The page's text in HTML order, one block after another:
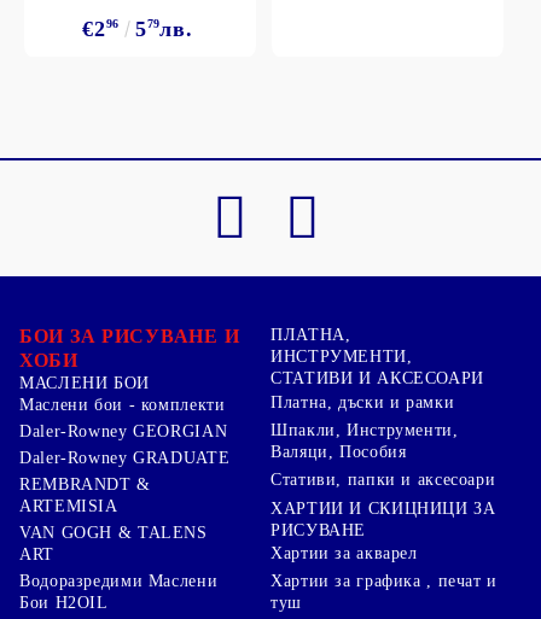
€296 579лв.
БОИ ЗА РИСУВАНЕ И
ХОБИ
МАСЛЕНИ БОИ
Маслени бои - комплекти
Daler-Rowney GEORGIAN
Daler-Rowney GRADUATE
REMBRANDT &
ARTEMISIA
VAN GOGH & TALENS
ART
Водоразредими Маслени
Бои H2OIL
ПЛАТНА,
ИНСТРУМЕНТИ,
СТАТИВИ И АКСЕСОАРИ
Платна, дъски и рамки
Шпакли, Инструменти,
Валяци, Пособия
Стативи, папки и аксесоари
ХАРТИИ И СКИЦНИЦИ ЗА
РИСУВАНЕ
Хартии за акварел
Хартии за графика , печат и
туш